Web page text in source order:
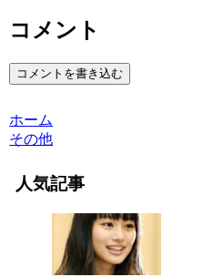
コメント
コメントを書き込む
ホーム
その他
人気記事